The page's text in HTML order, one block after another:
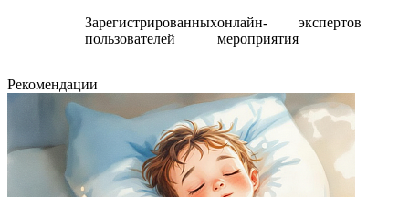
Зарегистрированных
пользователей
онлайн-
мероприятия
экспертов
Рекомендации